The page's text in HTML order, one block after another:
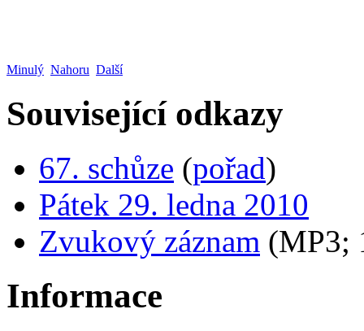
Minulý Nahoru Další
Související odkazy
67. schůze (pořad)
Pátek 29. ledna 2010
Zvukový záznam (MP3;
Informace